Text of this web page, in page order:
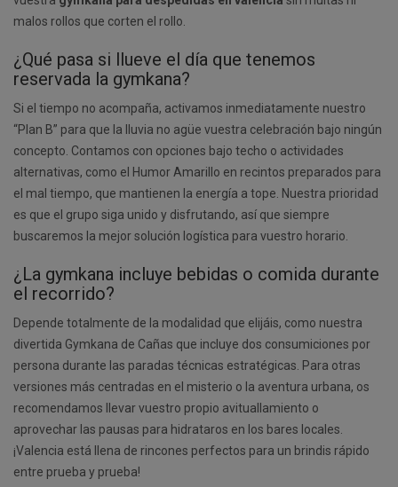
malos rollos que corten el rollo.
¿Qué pasa si llueve el día que tenemos
reservada la gymkana?
Si el tiempo no acompaña, activamos inmediatamente nuestro
“Plan B” para que la lluvia no agüe vuestra celebración bajo ningún
concepto. Contamos con opciones bajo techo o actividades
alternativas, como el Humor Amarillo en recintos preparados para
el mal tiempo, que mantienen la energía a tope. Nuestra prioridad
es que el grupo siga unido y disfrutando, así que siempre
buscaremos la mejor solución logística para vuestro horario.
¿La gymkana incluye bebidas o comida durante
el recorrido?
Depende totalmente de la modalidad que elijáis, como nuestra
divertida Gymkana de Cañas que incluye dos consumiciones por
persona durante las paradas técnicas estratégicas. Para otras
versiones más centradas en el misterio o la aventura urbana, os
recomendamos llevar vuestro propio avituallamiento o
aprovechar las pausas para hidrataros en los bares locales.
¡Valencia está llena de rincones perfectos para un brindis rápido
entre prueba y prueba!